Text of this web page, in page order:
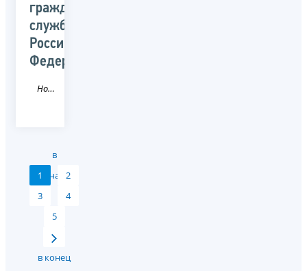
гражданской
службы
Российской
Федерации
Новость
в
начало
1
2
3
4
5
в конец